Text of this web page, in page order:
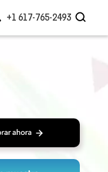
+1 617-765-2493